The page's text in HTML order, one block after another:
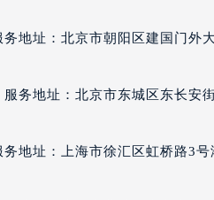
格丽售后服务中心（需提前预约
格丽售后服务中心（需提前预约
宝格丽售后服务中心（需提前预
宝格丽售后服务中心（需提前预
务地址：北京市朝阳区建国门外
服务地址：北京市东城区东长安
务地址：上海市徐汇区虹桥路3